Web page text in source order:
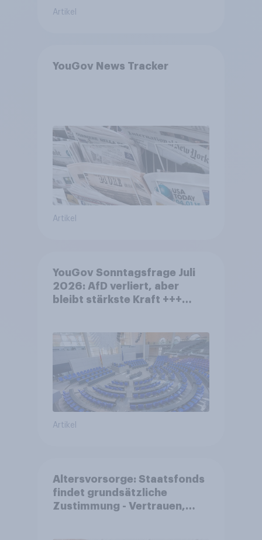
Artikel
YouGov News Tracker
Artikel
YouGov Sonntagsfrage Juli
2026: AfD verliert, aber
bleibt stärkste Kraft +++
Artikel
Altersvorsorge: Staatsfonds
findet grundsätzliche
Zustimmung - Vertrauen,